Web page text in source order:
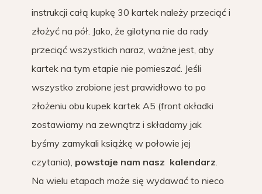
instrukcji całą kupkę 30 kartek należy przeciąć i
złożyć na pół. Jako, że gilotyna nie da rady
przeciąć wszystkich naraz, ważne jest, aby
kartek na tym etapie nie pomieszać. Jeśli
wszystko zrobione jest prawidłowo to po
złożeniu obu kupek kartek A5 (front okładki
zostawiamy na zewnątrz i składamy jak
byśmy zamykali książkę w połowie jej
czytania), powstaje nam nasz kalendarz
Na wielu etapach może się wydawać to nieco